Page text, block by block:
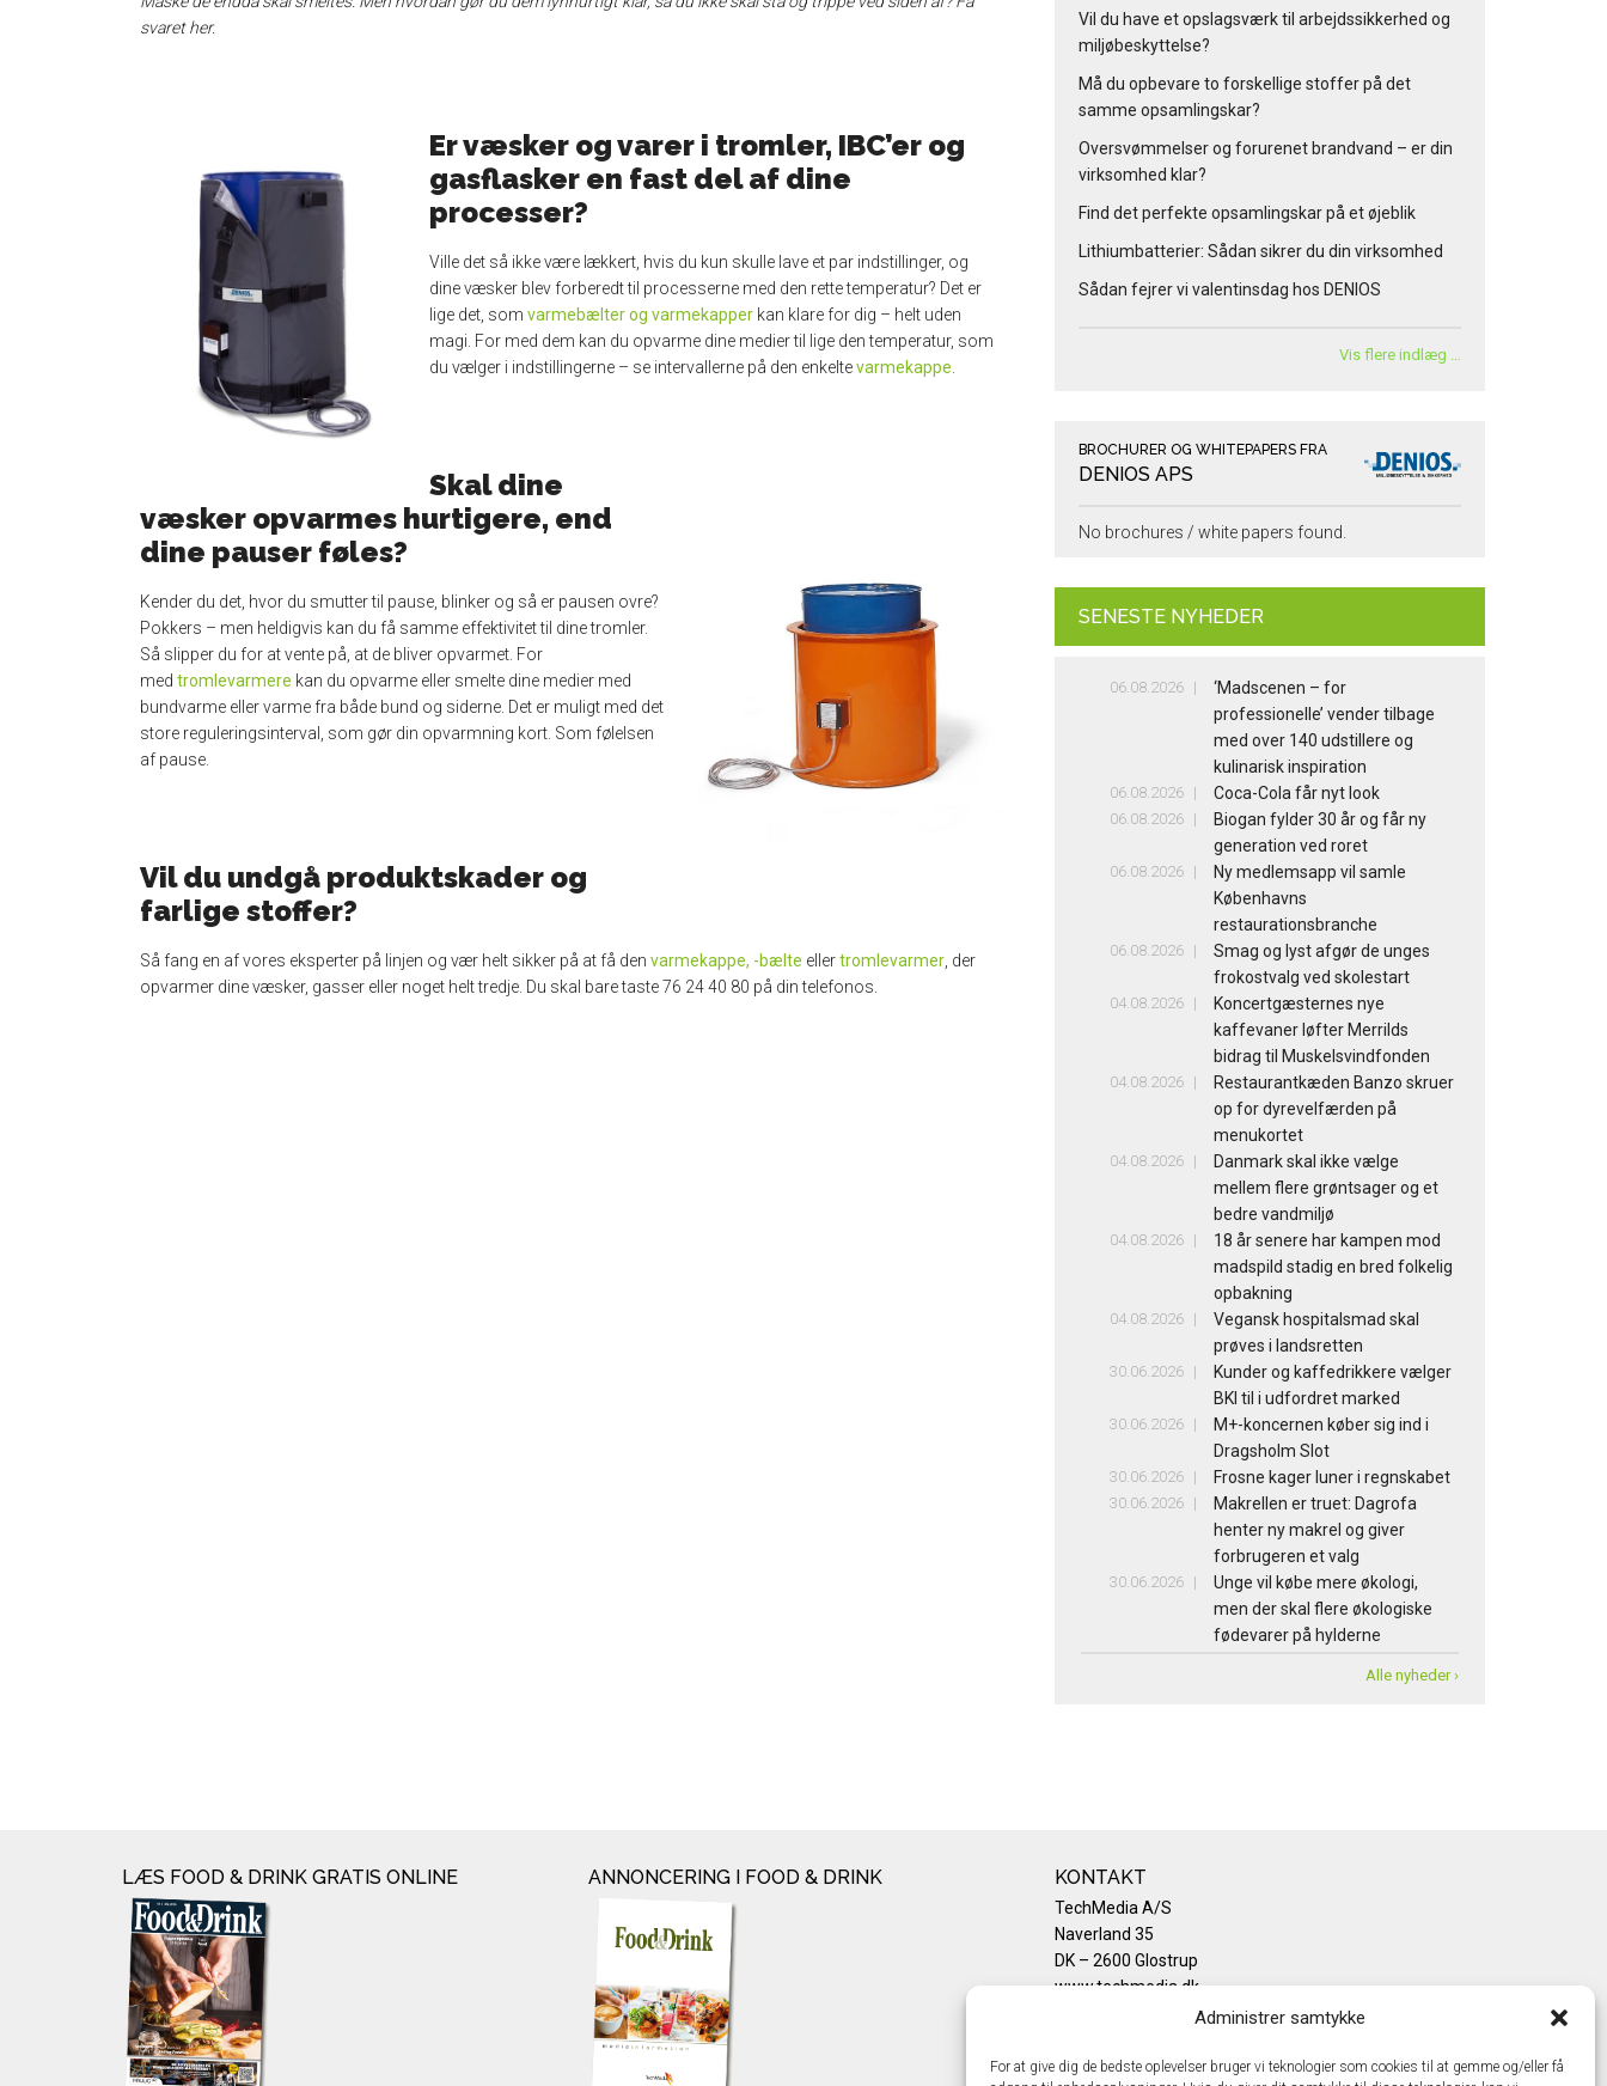
Administrer samtykke
For at give dig de bedste oplevelser bruger vi teknologier som cookies til at gemme og/eller få
svaret her.
Er væsker og varer i tromler, IBC’er og
gasflasker en fast del af dine
processer?
Ville det så ikke være lækkert, hvis du kun skulle lave et par indstillinger, og
dine væsker blev forberedt til processerne med den rette temperatur? Det er
lige det, som varmebælter og varmekapper kan klare for dig – helt uden
magi. For med dem kan du opvarme dine medier til lige den temperatur, som
du vælger i indstillingerne – se intervallerne på den enkeltevarmekappe
Skal dine
væsker opvarmes hurtigere, end
dine pauser føles?
Kender du det, hvor du smutter til pause, blinker og så er pausen ovre?
Pokkers – men heldigvis kan du få samme effektivitet til dine tromler.
Så slipper du for at vente på, at de bliver opvarmet. For
med tromlevarmere kan du opvarme eller smelte dine medier med
bundvarme eller varme fra både bund og siderne. Det er muligt med det
store reguleringsinterval, som gør din opvarmning kort. Som følelsen
af pause.
Vil du undgå produktskader og
farlige stoffer?
Så fang en af vores eksperter på linjen og vær helt sikker på at få den varmekappe, -bælte ellertromlevarmer , der
opvarmer dine væsker, gasser eller noget helt tredje. Du skal bare taste 76 24 40 80 på din telefonos.
Vil du have et opslagsværk til arbejdssikkerhed og
miljøbeskyttelse?
Må du opbevare to forskellige stoffer på det
samme opsamlingskar?
Oversvømmelser og forurenet brandvand – er din
virksomhed klar?
Find det perfekte opsamlingskar på et øjeblik
Lithiumbatterier: Sådan sikrer du din virksomhed
Sådan fejrer vi valentinsdag hos DENIOS
Vis flere indlæg …
BROCHURER OG WHITEPAPERS FRA
DENIOS APS
No brochures / white papers found.
SENESTE NYHEDER
06.08.2026
‘Madscenen – for
professionelle’ vender tilbage
med over 140 udstillere og
kulinarisk inspiration
06.08.2026 Coca-Cola får nyt look
06.08.2026
Biogan fylder 30 år og får ny
generation ved roret
06.08.2026
Ny medlemsapp vil samle
Københavns
restaurationsbranche
06.08.2026
Smag og lyst afgør de unges
frokostvalg ved skolestart
04.08.2026
Koncertgæsternes nye
kaffevaner løfter Merrilds
bidrag til Muskelsvindfonden
04.08.2026
Restaurantkæden Banzo skruer
op for dyrevelfærden på
menukortet
04.08.2026
Danmark skal ikke vælge
mellem flere grøntsager og et
bedre vandmiljø
04.08.2026
18 år senere har kampen mod
madspild stadig en bred folkelig
opbakning
04.08.2026
Vegansk hospitalsmad skal
prøves i landsretten
30.06.2026
Kunder og kaffedrikkere vælger
BKI til i udfordret marked
30.06.2026
M+-koncernen køber sig ind i
Dragsholm Slot
30.06.2026 Frosne kager luner i regnskabet
30.06.2026
Makrellen er truet: Dagrofa
henter ny makrel og giver
forbrugeren et valg
30.06.2026
Unge vil købe mere økologi,
men der skal flere økologiske
fødevarer på hylderne
Alle nyheder ›
LÆS FOOD & DRINK GRATIS ONLINE ANNONCERING I FOOD & DRINK KONTAKT
TechMedia A/S
Naverland 35
DK – 2600 Glostrup
www.techmedia.dk
Telefon: +45 43 24 26 28
Privatlivspolitik